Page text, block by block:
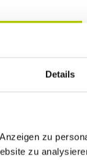
Details
zu
zu